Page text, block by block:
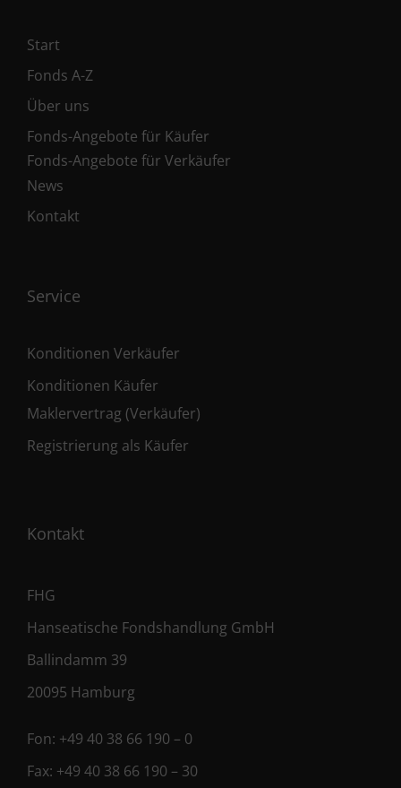
Start
Fonds A-Z
Über uns
Fonds-Angebote für Käufer
Fonds-Angebote für Verkäufer
News
Kontakt
Service
Konditionen Verkäufer
Konditionen Käufer
Maklervertrag (Verkäufer)
Registrierung als Käufer
Kontakt
FHG
Hanseatische Fondshandlung GmbH
Ballindamm 39
20095 Hamburg
Fon: +49 40 38 66 190 – 0
Fax: +49 40 38 66 190 – 30